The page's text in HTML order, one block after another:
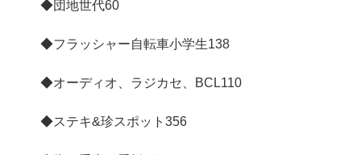
◆団地世代60
◆フラッシャー自転車小学生138
◆オーディオ、ラジカセ、BCL110
◆ステキ&珍スポット 356